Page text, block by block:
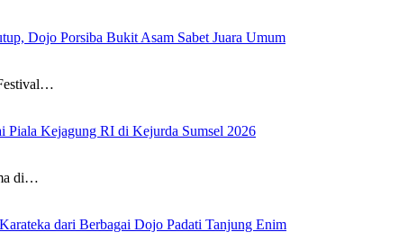
Dojo Porsiba Bukit Asam Sabet Juara Umum
Kejagung RI di Kejurda Sumsel 2026
di…
dari Berbagai Dojo Padati Tanjung Enim